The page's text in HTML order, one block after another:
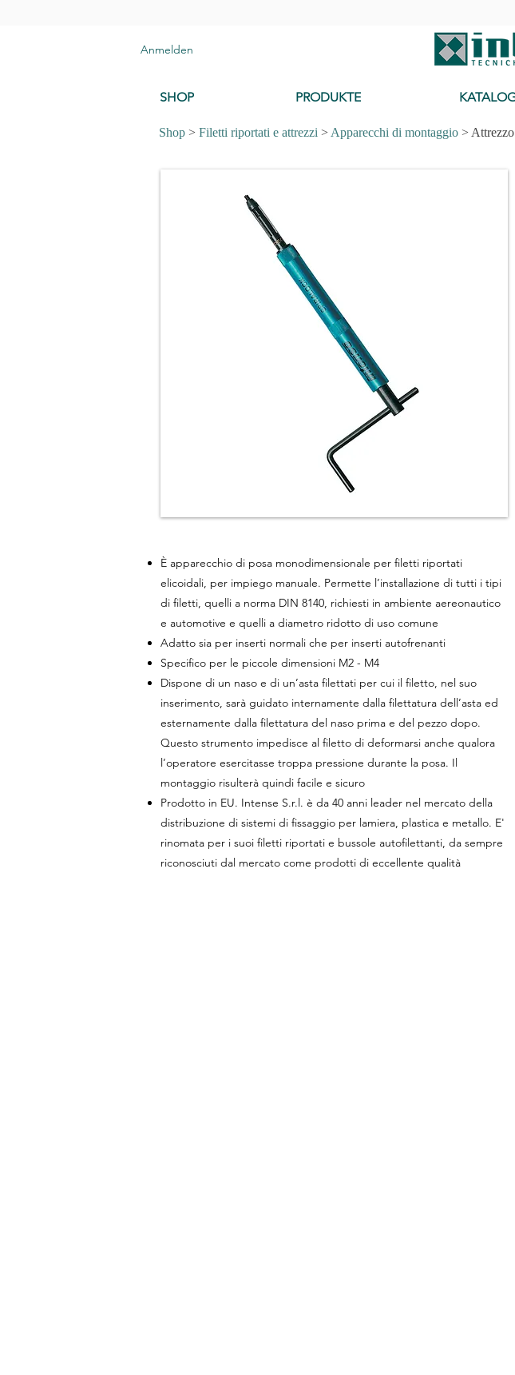
Anmelden
SHOP PRODUKTE
Shop > Filetti riportati e attrezzi > Apparecchi di montaggio >
È apparecchio di posa monodimensionale per filetti riportati
elicoidali, per impiego manuale. Permette l’installazione di tutti i tipi
di filetti, quelli a norma DIN 8140, richiesti in ambiente aereonautico
e automotive e quelli a diametro ridotto di uso comune
Adatto sia per inserti normali che per inserti autofrenanti
Specifico per le piccole dimensioni M2 - M4
Dispone di un naso e di un’asta filettati per cui il filetto, nel suo
inserimento, sarà guidato interna­mente dalla filettatura dell’asta ed
esternamente dalla filettatura del naso prima e del pezzo dopo.
Questo strumento impedisce al filetto di deformarsi anche qualora
l’operatore esercitasse troppa pres­sione durante la posa. Il
montaggio risulterà quindi facile e sicuro
Prodotto in EU. Intense S.r.l. è da 40 anni leader nel mercato della
distribuzione di sistemi di fissaggio per lamiera, plastica e metallo. E'
rinomata per i suoi filetti riportati e bussole autofilettanti, da sempre
riconosciuti dal mercato come prodotti di eccellente qualità